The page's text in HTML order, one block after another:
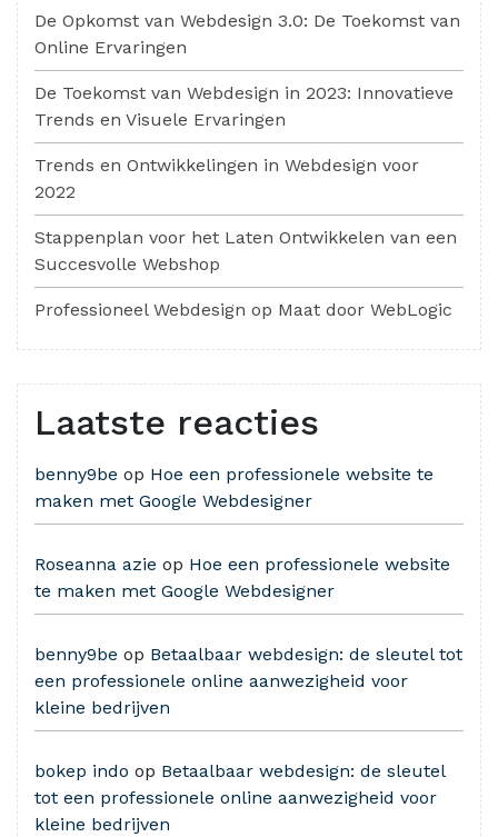
De Opkomst van Webdesign 3.0: De Toekomst van
Online Ervaringen
De Toekomst van Webdesign in 2023: Innovatieve
Trends en Visuele Ervaringen
Trends en Ontwikkelingen in Webdesign voor
2022
Stappenplan voor het Laten Ontwikkelen van een
Succesvolle Webshop
Professioneel Webdesign op Maat door WebLogic
Laatste reacties
benny9be op Hoe een professionele website te
maken met Google Webdesigner
Roseanna azie op Hoe een professionele website
te maken met Google Webdesigner
benny9be op Betaalbaar webdesign: de sleutel tot
een professionele online aanwezigheid voor
kleine bedrijven
bokep indo op Betaalbaar webdesign: de sleutel
tot een professionele online aanwezigheid voor
kleine bedrijven